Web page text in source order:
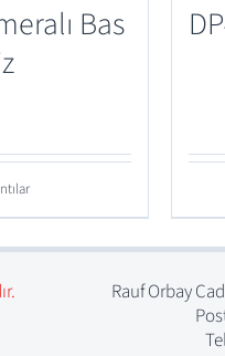
Bas
Rauf Orbay